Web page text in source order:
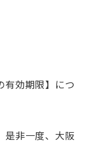
有効期限】につ
是非一度、大阪